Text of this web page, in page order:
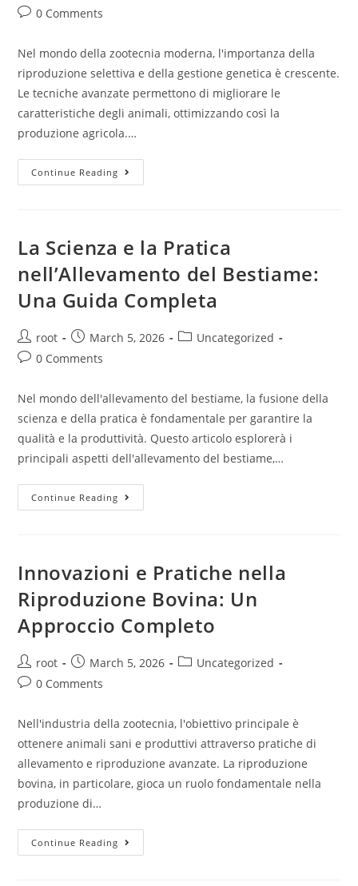
0 Comments
Nel mondo della zootecnia moderna, l'importanza della
riproduzione selettiva e della gestione genetica è crescente.
Le tecniche avanzate permettono di migliorare le
caratteristiche degli animali, ottimizzando così la
produzione agricola.…
Continue Reading
La Scienza e la Pratica
nell’Allevamento del Bestiame:
Una Guida Completa
root March 5, 2026
Uncategorized
0 Comments
Nel mondo dell'allevamento del bestiame, la fusione della
scienza e della pratica è fondamentale per garantire la
qualità e la produttività. Questo articolo esplorerà i
principali aspetti dell'allevamento del bestiame,…
Continue Reading
Innovazioni e Pratiche nella
Riproduzione Bovina: Un
Approccio Completo
root March 5, 2026
Uncategorized
0 Comments
Nell'industria della zootecnia, l'obiettivo principale è
ottenere animali sani e produttivi attraverso pratiche di
allevamento e riproduzione avanzate. La riproduzione
bovina, in particolare, gioca un ruolo fondamentale nella
produzione di…
Continue Reading